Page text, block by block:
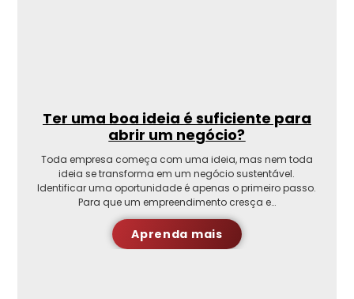
Ter uma boa ideia é suficiente para
abrir um negócio?
Toda empresa começa com uma ideia, mas nem toda
ideia se transforma em um negócio sustentável.
Identificar uma oportunidade é apenas o primeiro passo.
Para que um empreendimento cresça e…
Aprenda mais